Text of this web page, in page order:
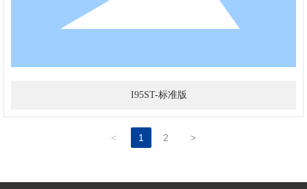
I95ST-标准版
< 1 2 >